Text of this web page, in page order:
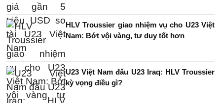
HLV Troussier giao nhiệm vụ cho U23 Việt
Nam: Bớt vội vàng, tư duy tốt hơn
U23 Việt Nam đấu U23 Iraq: HLV Troussier
kỳ vọng điều gì?